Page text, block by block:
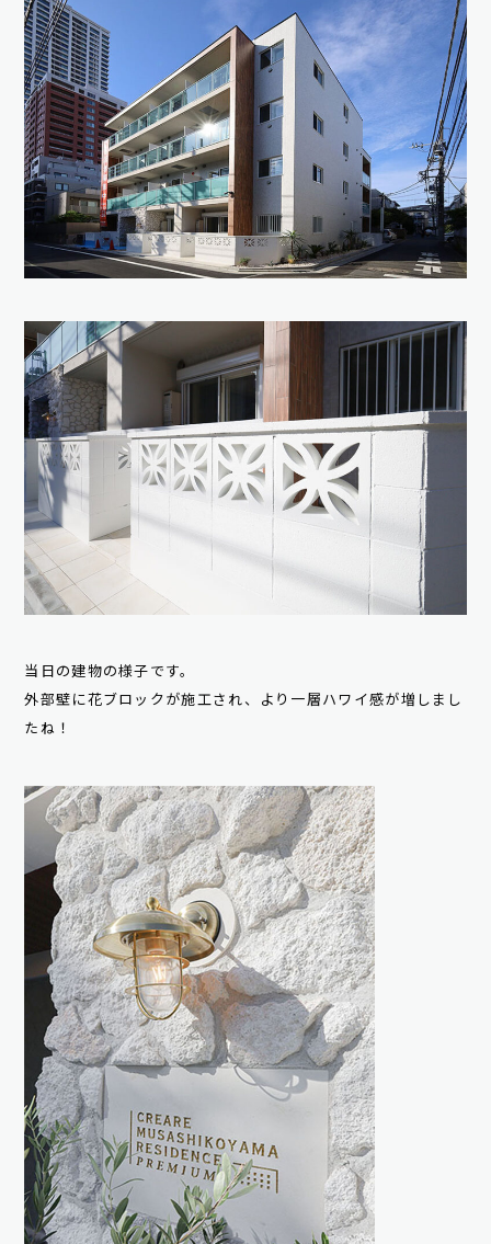
当日の建物の様子です。
外部壁に花ブロックが施工され、より一層ハワイ感が増しまし
たね！